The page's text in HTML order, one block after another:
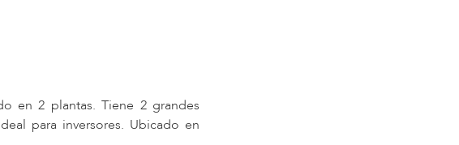
en 2 plantas. Tiene 2 grandes
para inversores. Ubicado en